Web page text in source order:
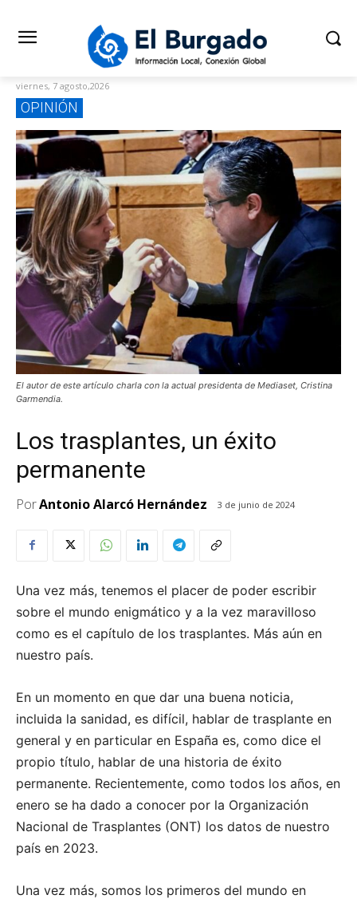
viernes, 7 agosto,2026
OPINIÓN
El autor de este artículo charla con la actual presidenta de Mediaset, Cristina
Garmendia.
Los trasplantes, un éxito
permanente
PorAntonio Alarcó Hernández 3 de junio de 2024
Una vez más, tenemos el placer de poder escribir
sobre el mundo enigmático y a la vez maravilloso
como es el capítulo de los trasplantes. Más aún en
nuestro país.
En un momento en que dar una buena noticia,
incluida la sanidad, es difícil, hablar de trasplante en
general y en particular en España es, como dice el
propio título, hablar de una historia de éxito
permanente. Recientemente, como todos los años, en
enero se ha dado a conocer por la Organización
Nacional de Trasplantes (ONT) los datos de nuestro
país en 2023.
Una vez más, somos los primeros del mundo en